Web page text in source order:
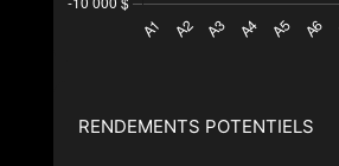
RENDEMENTS POTENTIELS